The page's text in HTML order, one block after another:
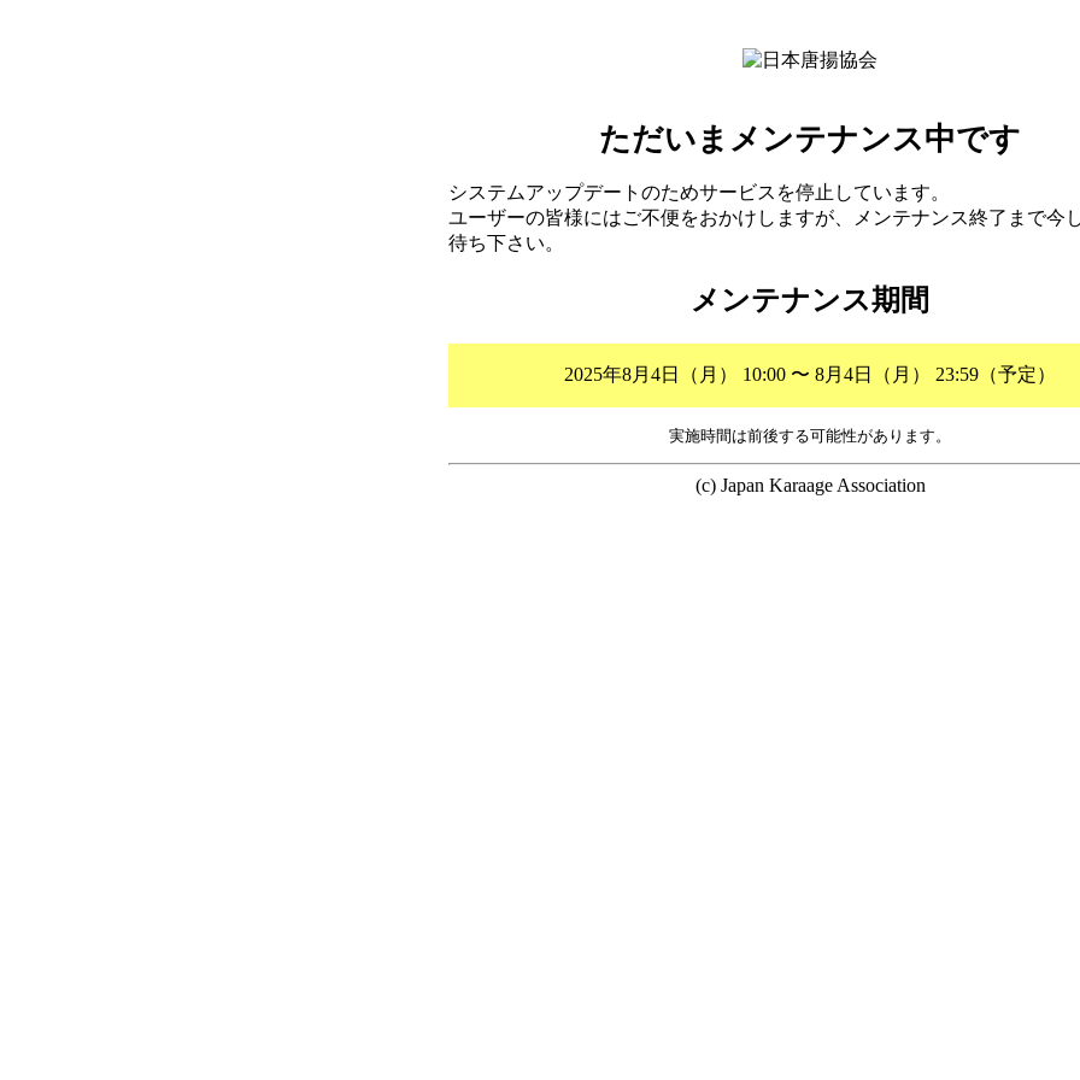
ただいまメンテナンス中です
システムアップデートのためサービスを停止しています。
ユーザーの皆様にはご不便をおかけしますが、メンテナンス終了まで今
待ち下さい。
メンテナンス期間
2025年8月4日（月） 10:00 〜 8月4日（月） 23:59（予定）
実施時間は前後する可能性があります。
(c) Japan Karaage Association